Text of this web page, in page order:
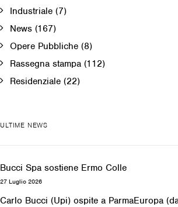
Industriale (7)
News (167)
Opere Pubbliche (8)
Rassegna stampa (112)
Residenziale (22)
ULTIME NEWS
Bucci Spa sostiene Ermo Colle
27 Luglio 2026
Carlo Bucci (Upi) ospite a ParmaEuropa